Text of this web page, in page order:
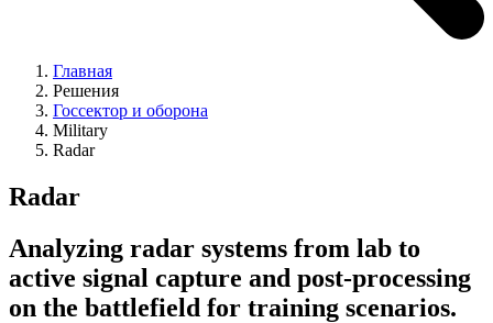
Главная
Решения
Госсектор и оборона
Military
Radar
Radar
Analyzing radar systems from lab to
active signal capture and post-processing
on the battlefield for training scenarios.